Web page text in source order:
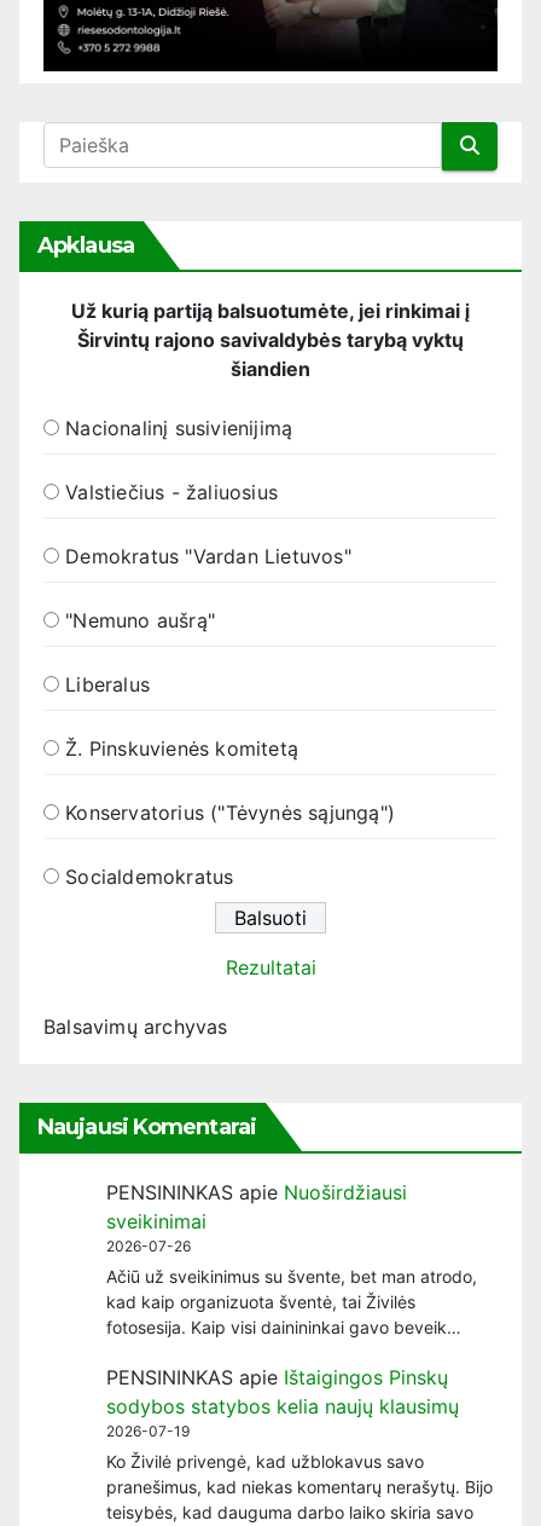
Apklausa
Už kurią partiją balsuotumėte, jei rinkimai į
Širvintų rajono savivaldybės tarybą vyktų
šiandien
Nacionalinį susivienijimą
Valstiečius - žaliuosius
Demokratus "Vardan Lietuvos"
"Nemuno aušrą"
Liberalus
Ž. Pinskuvienės komitetą
Konservatorius ("Tėvynės sąjungą")
Socialdemokratus
Rezultatai
Balsavimų archyvas
Naujausi Komentarai
PENSININKAS apie Nuoširdžiausi
sveikinimai
2026-07-26
Ačiū už sveikinimus su švente, bet man atrodo,
kad kaip organizuota šventė, tai Živilės
fotosesija. Kaip visi dainininkai gavo beveik…
PENSININKAS apie Ištaigingos Pinskų
sodybos statybos kelia naujų klausimų
2026-07-19
Ko Živilė privengė, kad užblokavus savo
pranešimus, kad niekas komentarų nerašytų. Bijo
teisybės, kad dauguma darbo laiko skiria savo